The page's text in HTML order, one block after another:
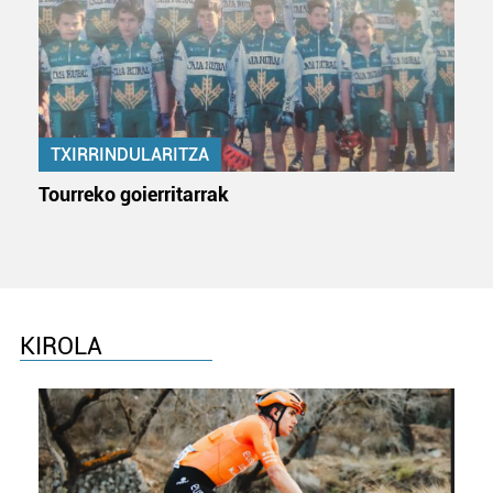
Webgune honek cookie propioak eta hirugarrenen cookie-
fitxategiak erabiltzen ditu. Zure esperientzia eta
zerbitzuak hobetzeko asmoz, cookie teknologiaz
baliatzen gara. Ohar hau onartuz gero, teknologia hori
erabiltzeko baimen esplizitua ematen diguzu.Gehiago
irakurri
TXIRRINDULARITZA
Tourreko goierritarrak
KIROLA